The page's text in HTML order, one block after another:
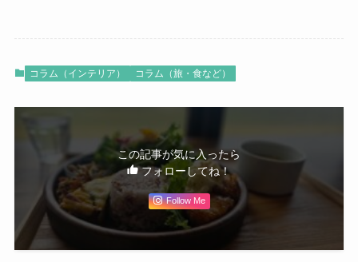
コラム（インテリア） コラム（旅・食など）
この記事が気に入ったら
フォローしてね！
Follow Me